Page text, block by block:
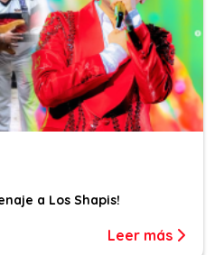
a Los Shapis!
Leer más